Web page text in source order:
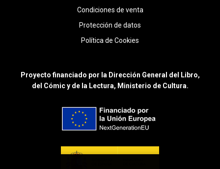
Condiciones de venta
Protección de datos
Política de Cookies
Proyecto financiado por la Dirección General del Libro,
del Cómic y de la Lectura, Ministerio de Cultura.